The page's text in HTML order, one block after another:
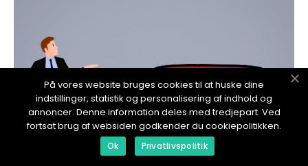
På vores website bruges cookies til at huske dine
indstillinger, statistik og personalisering af indhold og
annoncer. Denne information deles med tredjepart. Ved
fortsat brug af websiden godkender du cookiepolitikken.
Ok Privatlivspolitik